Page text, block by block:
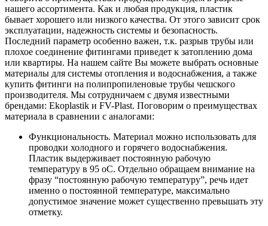
нашего ассортимента. Как и любая продукция, пластик
бывает хорошего или низкого качества. От этого зависит срок
эксплуатации, надежность системы и безопасность.
Последний параметр особенно важен, т.к. разрыв трубы или
плохое соединение фитингами приведет к затоплению дома
или квартиры. На нашем сайте Вы можете выбрать основные
материалы для системы отопления и водоснабжения, а также
купить фитинги на полипропиленовые трубы чешского
производителя. Мы сотрудничаем с двумя известными
брендами: Ekoplastik и FV-Plast. Поговорим о преимуществах
материала в сравнении с аналогами:
Функциональность. Материал можно использовать для
проводки холодного и горячего водоснабжения.
Пластик выдерживает постоянную рабочую
температуру в 95 оС. Отдельно обращаем внимание на
фразу “постоянную рабочую температуру”, речь идет
именно о постоянной температуре, максимально
допустимое значение может существенно превышать эту
отметку.